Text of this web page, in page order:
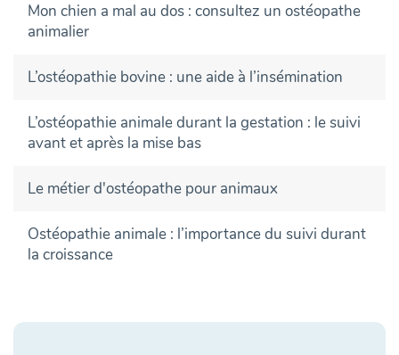
Mon chien a mal au dos : consultez un ostéopathe
animalier
L’ostéopathie bovine : une aide à l’insémination
L’ostéopathie animale durant la gestation : le suivi
avant et après la mise bas
Le métier d'ostéopathe pour animaux
Ostéopathie animale : l’importance du suivi durant
la croissance